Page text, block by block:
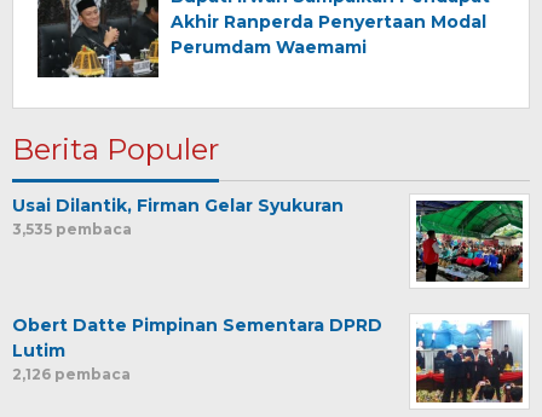
Akhir Ranperda Penyertaan Modal
Perumdam Waemami
Berita Populer
Usai Dilantik, Firman Gelar Syukuran
3,535 pembaca
Obert Datte Pimpinan Sementara DPRD
Lutim
2,126 pembaca